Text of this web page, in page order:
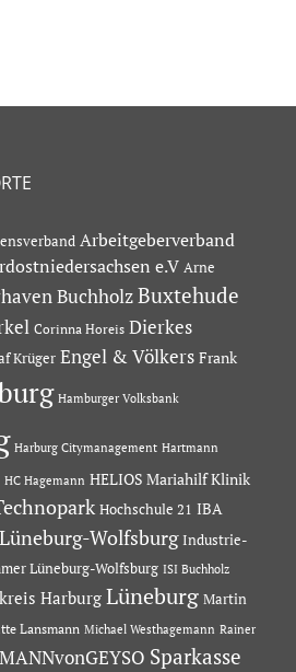
Arbeitgeberverband
e.V Arne
BuchholzBuxtehude
Corinna Horeis Dierkes
Krüger Engel & Völkers Frank
Hamburger Volksbank
Harburg Citymanagement Hartmann
HC Hagemann HELIOS Mariahilf Klinik
Hochschule 21 IBA
Wolfsburg Industrie-
Lüneburg-Wolfsburg ISI Buchholz
HarburgLüneburg Martin
Lansmann Michael Westhagemann Rainer
Sparkasse